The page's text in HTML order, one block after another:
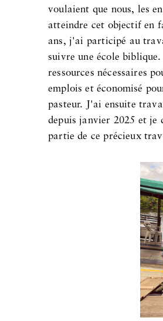
voulaient que nous, les
atteindre cet objectif en
ans, j'ai participé au
suivre une école
ressources nécessaires
emplois et économisé
pasteur. J'ai ensuite
depuis janvier 2025 et je
partie de ce précieux